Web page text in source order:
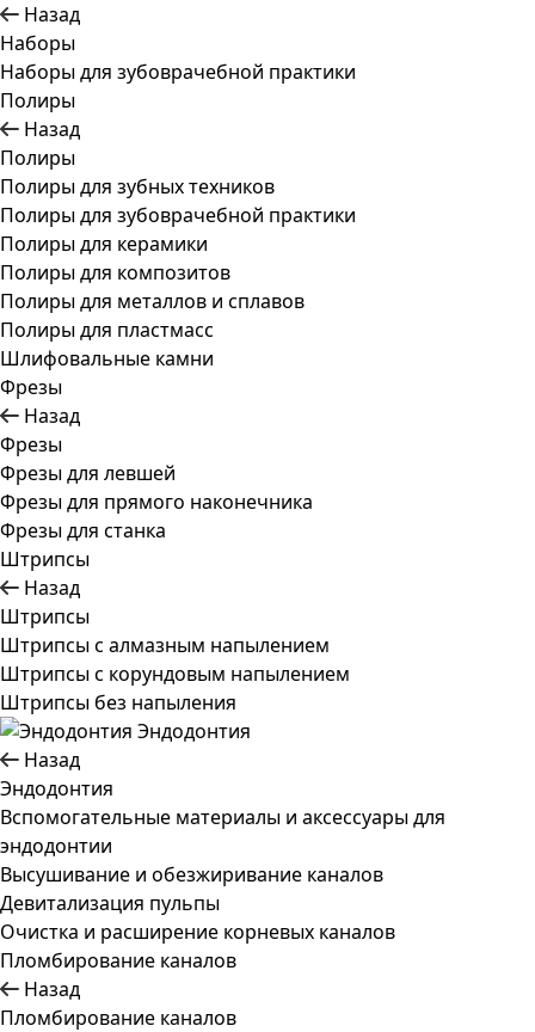
Назад
Наборы
Наборы для зубоврачебной практики
Полиры
Назад
Полиры
Полиры для зубных техников
Полиры для зубоврачебной практики
Полиры для керамики
Полиры для композитов
Полиры для металлов и сплавов
Полиры для пластмасс
Шлифовальные камни
Фрезы
Назад
Фрезы
Фрезы для левшей
Фрезы для прямого наконечника
Фрезы для станка
Штрипсы
Назад
Штрипсы
Штрипсы c алмазным напылением
Штрипсы c корундовым напылением
Штрипсы без напыления
Эндодонтия
Назад
Эндодонтия
Вспомогательные материалы и аксессуары для
эндодонтии
Высушивание и обезжиривание каналов
Девитализация пульпы
Очистка и расширение корневых каналов
Пломбирование каналов
Назад
Пломбирование каналов